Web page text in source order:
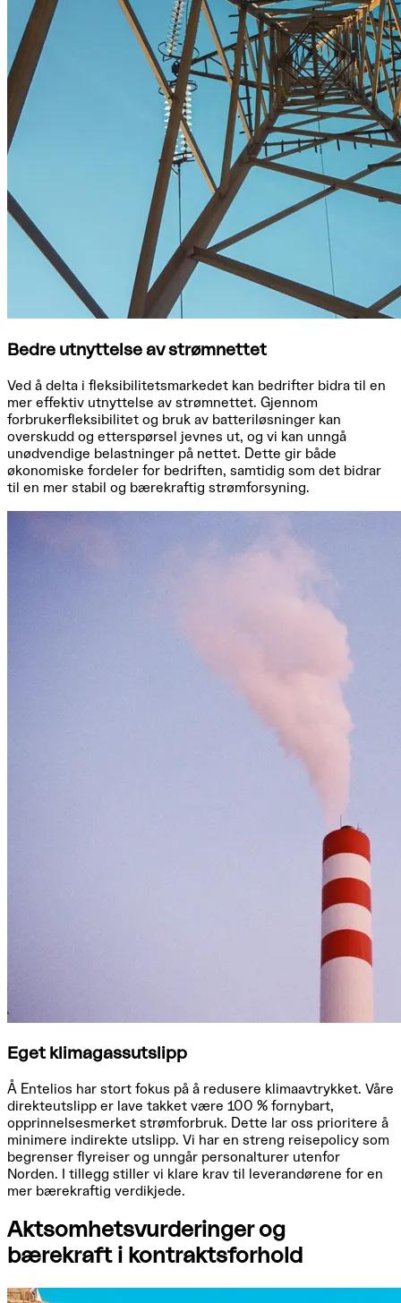
Bedre utnyttelse av strømnettet
Ved å delta i fleksibilitetsmarkedet kan bedrifter bidra til en
mer effektiv utnyttelse av strømnettet. Gjennom
forbrukerfleksibilitet og bruk av batteriløsninger kan
overskudd og etterspørsel jevnes ut, og vi kan unngå
unødvendige belastninger på nettet. Dette gir både
økonomiske fordeler for bedriften, samtidig som det bidrar
til en mer stabil og bærekraftig strømforsyning.
Eget klimagassutslipp
Å Entelios har stort fokus på å redusere klimaavtrykket. Våre
direkteutslipp er lave takket være 100 % fornybart,
opprinnelsesmerket strømforbruk. Dette lar oss prioritere å
minimere indirekte utslipp. Vi har en streng reisepolicy som
begrenser flyreiser og unngår personalturer utenfor
Norden. I tillegg stiller vi klare krav til leverandørene for en
mer bærekraftig verdikjede.
Aktsomhetsvurderinger og
bærekraft i kontraktsforhold